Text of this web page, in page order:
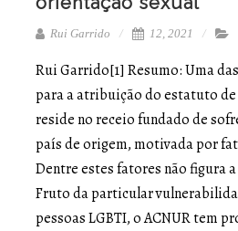
Rui Garrido 12, 2021
Rui Garrido[1] Resumo: Uma
para a atribuição do estatuto
reside no receio fundado de
país de origem, motivada por
Dentre estes fatores não figura
Fruto da particular
pessoas LGBTI, o ACNUR tem